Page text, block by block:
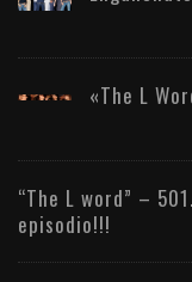
«The L
“The L word” –
episodio!!!